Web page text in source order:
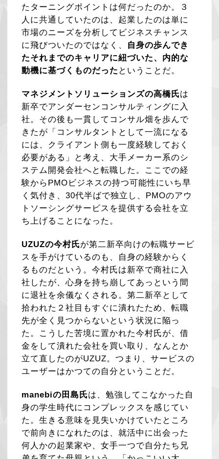
たターニングポイントは何だったのか。３
人に共通していたのは、起業したのは単に
市場のニーズを分析してビジネスチャンス
に飛びついたのではなく、 自身の歩んでき
たそれまでのキャリアに紐づいた、内的な
動機に基づくものだった ということだ。
マネジメントソリューションズの高橋氏は
新卒でアンダーセンコンサルティングに入
社。その後も一貫してコンサル畑を歩んで
きたが「コンサルタントとして一流になる
には、クライアント側も一度経験しておく
必要がある」と考え、大手メーカー系のシ
ステム開発会社へと転職した。ここでの経
験からPMOビジネスの持つ可能性にいち早
く気付き、30代半ばで独立し、PMOのアウ
トソーシングサービスを提供する会社を立
ち上げることになった。
UZUZの今村氏が第二新卒向けの転職サービ
スを手がけているのも、自身の経験からく
るものだという。今村氏は新卒で商社に入
社したが、心身を持ち崩してあっという間
に退社を余儀なくされる。第二新卒として
拾われた２社目もすぐに潰れたため、転職
先が全く見つからないという状況に陥っ
た。こうした苦境に置かれた今村氏が、借
金をして潰れた会社を買い取り、なんとか
立て直したのがUZUZ。つまり、サービスの
ユーザーはかつての自分ということだ。
manebiの田島氏は、勉強してこなかった自
身の学生時代にコンプレックスを感じてい
た。生きる意味を見失いかけていたところ
で前向きになれたのは、就活中に出会った
何人かの起業家や、女手一つで自分たち兄